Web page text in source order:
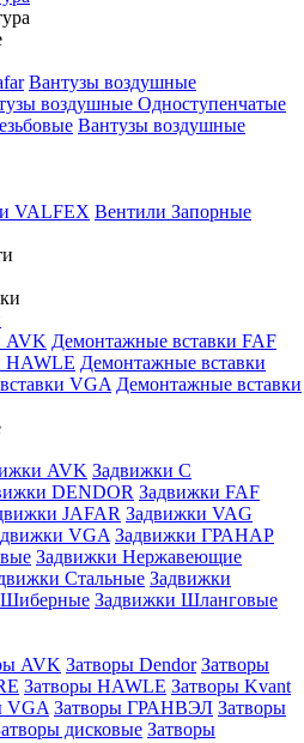
Вантузы воздушные
воздушные Одноступенчатые
Вантузы воздушные
VALFEX Вентили Запорные
AVK Демонтажные вставки FAF
HAWLE Демонтажные вставки
VGA Демонтажные вставки
AVK Задвижки C
DENDOR Задвижки FAF
JAFAR Задвижки VAG
VGA Задвижки ГРАНАР
Задвижки Нержавеющие
Стальные Задвижки
Задвижки Шланговые
AVK Затворы Dendor Затворы
Затворы HAWLE Затворы Kvant
VGA Затворы ГРАНВЭЛ Затворы
дисковые Затворы